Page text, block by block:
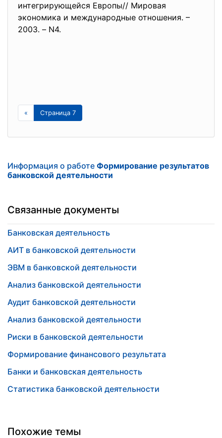
интегрирующейся Европы// Мировая
экономика и международные отношения. –
2003. – N4.
« Страница 7
Информация о работе Формирование результатов
банковской деятельности
Связанные документы
Банковская деятельность
АИТ в банковской деятельности
ЭВМ в банковской деятельности
Анализ банковской деятельности
Аудит банковской деятельности
Анализ банковской деятельности
Риски в банковской деятельности
Формирование финансового результата
Банки и банковская деятельность
Статистика банковской деятельности
Похожие темы